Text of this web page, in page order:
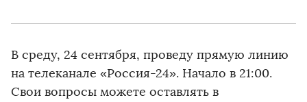
В среду, 24 сентября, проведу прямую линию
на телеканале «Россия-24». Начало в 21:00.
Свои вопросы можете оставлять в